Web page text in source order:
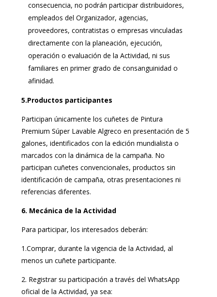
consecuencia, no podrán participar distribuidores,
empleados del Organizador, agencias,
proveedores, contratistas o empresas vinculadas
directamente con la planeación, ejecución,
operación o evaluación de la Actividad, ni sus
familiares en primer grado de consanguinidad o
afinidad.
5.Productos participantes
Participan únicamente los cuñetes de Pintura
Premium Súper Lavable Algreco en presentación de 5
galones, identificados con la edición mundialista o
marcados con la dinámica de la campaña. No
participan cuñetes convencionales, productos sin
identificación de campaña, otras presentaciones ni
referencias diferentes.
6. Mecánica de la Actividad
Para participar, los interesados deberán:
1.Comprar, durante la vigencia de la Actividad, al
menos un cuñete participante.
2. Registrar su participación a través del WhatsApp
oficial de la Actividad, ya sea: